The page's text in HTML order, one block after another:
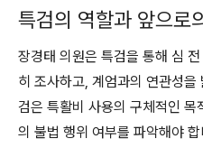
특검의 역할과 앞으로
장경태 의원은 특검을 통해 심
히 조사하고, 계엄과의 연관성
검은 특활비 사용의 구체적인 목
의 불법 행위 여부를 파악해야